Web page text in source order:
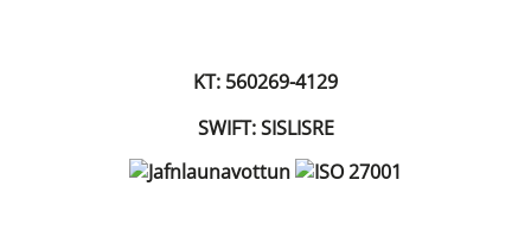
KT: 560269-4129
SWIFT: SISLISRE